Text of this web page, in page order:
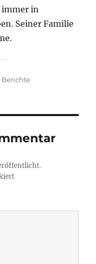
immer in
Seiner Familie
Kategorien
Berichte